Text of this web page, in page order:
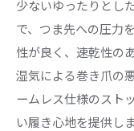
ストッキ
ステップ
巻き爪が
ント
履き心地
少ないゆったりとし
で、つま先への圧力
性が良く、速乾性の
湿気による巻き爪の
ームレス仕様のスト
い履き心地を提供しま